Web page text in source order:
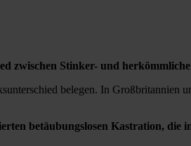
zwischen Stinker- und
belegen. In
betäubungslosen Kastration,